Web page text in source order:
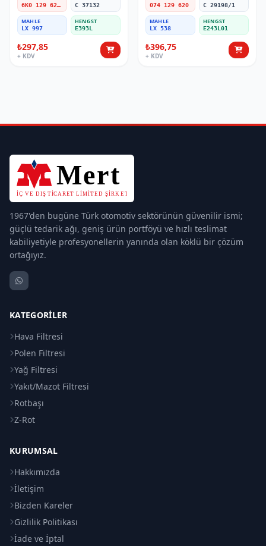
6K0 129 620 B C 37132
MAHLE
LX 997
HENGST
E393L
₺297,85
+ KDV
074 129 620 C 29198/1
MAHLE
LX 538
HENGST
E243L01
₺396,75
+ KDV
1967'den bugüne Türk otomotiv sektörünün güvenilir ismi;
güçlü tedarik ağı, geniş ürün portföyü ve hızlı teslimat
kabiliyetiyle profesyonellerin yanında olan köklü bir çözüm
ortağıyız.
KATEGORILER
Hava Filtresi
Polen Filtresi
Yağ Filtresi
Yakıt/Mazot Filtresi
Rotbaşı
Z-Rot
KURUMSAL
Hakkımızda
İletişim
Bizden Kareler
Gizlilik Politikası
İade ve İptal